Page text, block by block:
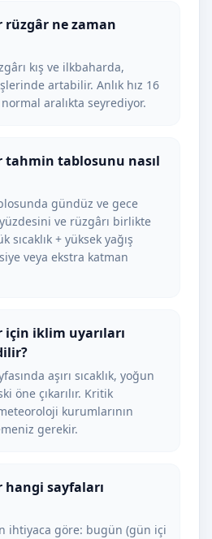
rüzgâr ne zaman
kış ve ilkbaharda,
artabilir. Anlık hız 16
aralıkta seyrediyor.
tahmin tablosunu nasıl
gündüz ve gece
yüzdesini ve rüzgârı birlikte
+ yüksek yağış
veya ekstra katman
için iklim uyarıları
aşırı sıcaklık, yoğun
öne çıkarılır. Kritik
kurumlarının
gerekir.
hangi sayfaları
ihtiyaca göre: bugün (gün içi